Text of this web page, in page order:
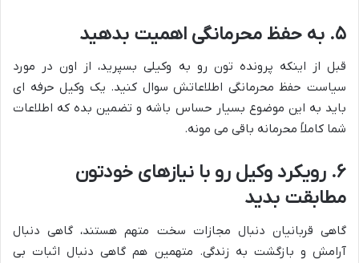
۵. به حفظ محرمانگی اهمیت بدهید
قبل از اینکه پرونده تون رو به وکیلی بسپرید، از اون در مورد
سیاست حفظ محرمانگی اطلاعاتش سوال کنید. یک وکیل حرفه ای
باید به این موضوع بسیار حساس باشه و تضمین بده که اطلاعات
شما کاملاً محرمانه باقی می مونه.
۶. رویکرد وکیل رو با نیازهای خودتون
مطابقت بدید
گاهی قربانیان دنبال مجازات سخت متهم هستند، گاهی دنبال
آرامش و بازگشت به زندگی. متهمین هم گاهی دنبال اثبات بی